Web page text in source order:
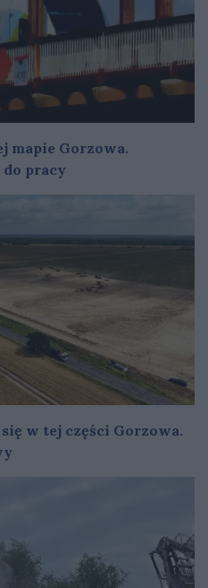
mapie Gorzowa.
do pracy
w tej części Gorzowa.